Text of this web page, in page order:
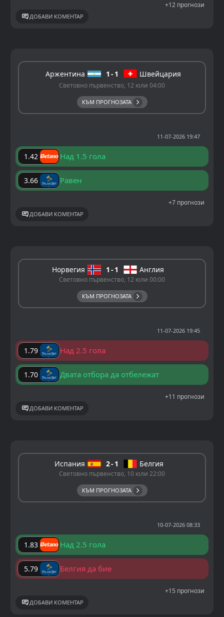
+12 прогнози
ДОБАВИ КОМЕНТАР
Аржентина 1 1 Швейцария
Световно първенство, 12 юли 04:00
КЪМ ПРОГНОЗАТА
11-07-2026 19:47
1.42 Над 1.5 гола
3.66 Равен
+7 прогнози
ДОБАВИ КОМЕНТАР
Норвегия 1 1 Англия
Световно първенство, 12 юли 00:00
КЪМ ПРОГНОЗАТА
11-07-2026 19:45
1.79 Над 2.5 гола
1.70 Двата отбора да отбележат
+11 прогнози
ДОБАВИ КОМЕНТАР
Испания 2 1 Белгия
Световно първенство, 10 юли 22:00
КЪМ ПРОГНОЗАТА
10-07-2026 08:33
1.83 Над 2.5 гола
5.79 Белгия да бие
+15 прогнози
ДОБАВИ КОМЕНТАР